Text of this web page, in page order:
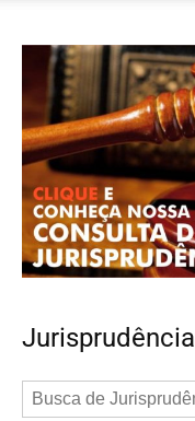
Jurisprudência